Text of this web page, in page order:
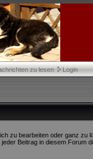
zu lesen Login
zu bearbeiten oder ganz zu
Beitrag in diesem Forum